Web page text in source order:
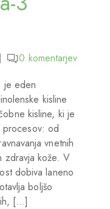
0 komentarjev
je eden
kisline
kisline, ki je
procesov: od
vnetnih
zdravja kože. V
dobiva laneno
boljšo
[…]